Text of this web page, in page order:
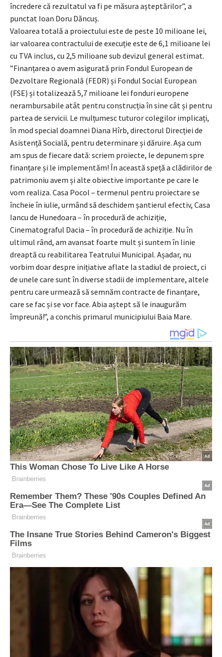
încredere că rezultatul va fi pe măsura așteptărilor”, a
punctat Ioan Doru Dăncuș.
Valoarea totală a proiectului este de peste 10 milioane lei,
iar valoarea contractului de execuție este de 6,1 milioane lei
cu TVA inclus, cu 2,5 milioane sub devizul general estimat.
”Finanțarea o avem asigurată prin Fondul European de
Dezvoltare Regională (FEDR) și Fondul Social European
(FSE) și totalizează 5,7 milioane lei fonduri europene
nerambursabile atât pentru construcția în sine cât și pentru
partea de servicii. Le mulțumesc tuturor colegilor implicați,
în mod special doamnei Diana Hîrb, directorul Direcției de
Asistență Socială, pentru determinare și dăruire. Așa cum
am spus de fiecare dată: scriem proiecte, le depunem spre
finanțare și le implementăm! În această speță a clădirilor de
patrimoniu avem și alte obiective importante pe care le
vom realiza. Casa Pocol – termenul pentru proiectare se
încheie în iulie, urmând să deschidem șantierul efectiv, Casa
Iancu de Hunedoara – în procedură de achiziție,
Cinematograful Dacia – în procedură de achiziție. Nu în
ultimul rând, am avansat foarte mult și suntem în linie
dreaptă cu reabilitarea Teatrului Municipal. Așadar, nu
vorbim doar despre inițiative aflate la stadiul de proiect, ci
de unele care sunt în diverse stadii de implementare, altele
pentru care urmează să semnăm contracte de finanțare,
care se fac și se vor face. Abia aștept să le inaugurăm
împreună!”, a conchis primarul municipiului Baia Mare.